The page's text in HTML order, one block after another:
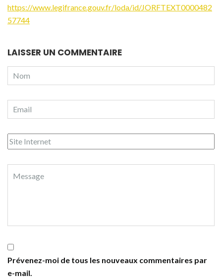
https://www.legifrance.gouv.fr/loda/id/JORFTEXT0000482
57744
LAISSER UN COMMENTAIRE
Prévenez-moi de tous les nouveaux commentaires par
e-mail.